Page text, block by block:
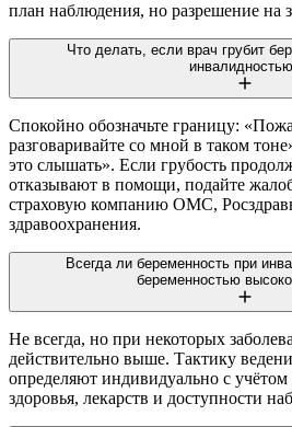
план наблюдения, но разрешение на
Что делать, если врач грубит
Спокойно обозначьте границу:
разговаривайте со мной в таком
это слышать». Если грубость
отказывают в помощи, подайте
страховую компанию ОМС,
здравоохранения.
Всегда ли беременность при
беременностью
Не всегда, но при некоторых
действительно выше. Тактику
определяют индивидуально с учётом
здоровья, лекарств и доступности